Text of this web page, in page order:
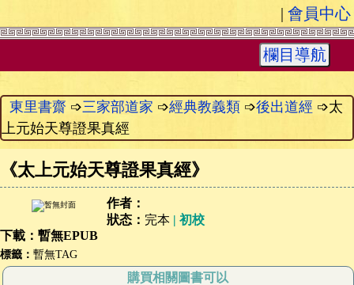
| 會員中心
欄目導航
東里書齋 ➩三家部道家 ➩經典教義類 ➩後出道經 ➩太
上元始天尊證果真經
《太上元始天尊證果真經》
作者：
狀态： 完本 | 初校
下載：暫無EPUB
標籤： 暫無TAG
購買相關圖書可以